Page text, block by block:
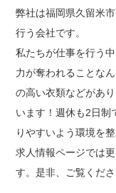
弊社は福岡県久留米
行う会社です。
私たちが仕事を行う
力が奪われることな
の高い衣類などがあ
います！週休も2日制
りやすいよう環境を
求人情報ページでは
す。是非、ご覧くださ